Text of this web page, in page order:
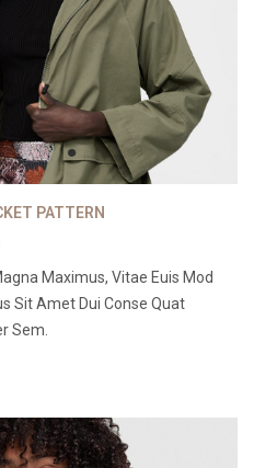
PATTERN
Maximus, Vitae Euis Mod
Sit Amet Dui Conse Quat
Sem.